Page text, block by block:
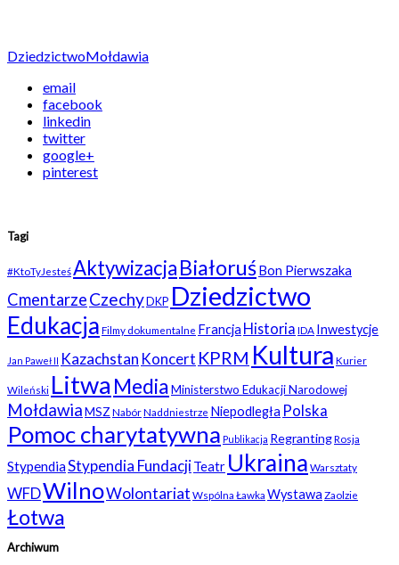
DziedzictwoMołdawia
email
facebook
linkedin
twitter
google+
pinterest
Tagi
#KtoTyJesteśAktywizacjaBiałoruśBon Pierwszaka
CmentarzeCzechyDKP Dziedzictwo
Edukacja Filmy dokumentalne Francja Historia IDA Inwestycje
Jan Paweł II Kazachstan Koncert KPRM Kultura Kurier
Wileński Litwa MediaMinisterstwo Edukacji Narodowej
MołdawiaMSZ NabórNaddniestrze Niepodległa Polska
Pomoc charytatywna Publikacja RegrantingRosja
StypendiaStypendia FundacjiTeatr Ukraina Warsztaty
WFDWilnoWolontariat Wspólna Ławka Wystawa Zaolzie
Łotwa
Archiwum